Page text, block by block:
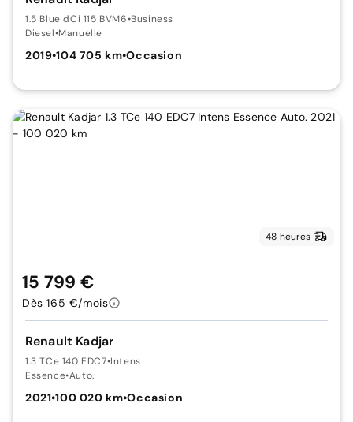
1.5 Blue dCi 115 BVM6•Business
Diesel•Manuelle
2019•104 705 km•Occasion
48 heures
Renault Kadjar
1.3 TCe 140 EDC7•Intens
Essence•Auto.
2021•100 020 km•Occasion
15 799 €
Dès 165 €/mois